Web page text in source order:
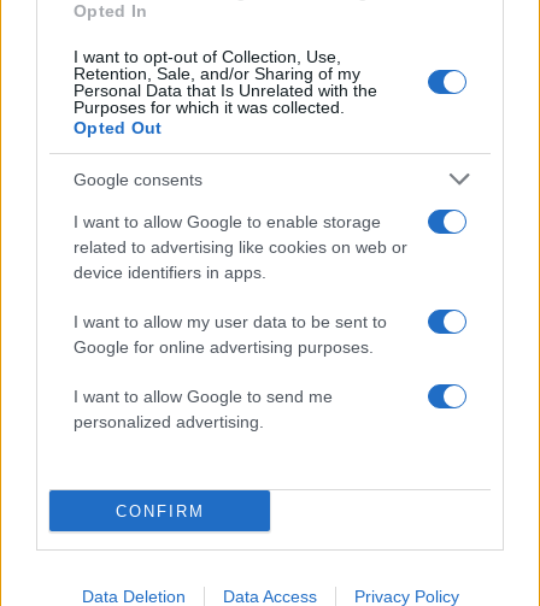
Opted In
I want to opt-out of Collection, Use,
Retention, Sale, and/or Sharing of my
Personal Data that Is Unrelated with the
Purposes for which it was collected.
Opted Out
Google consents
I want to allow Google to enable storage
related to advertising like cookies on web or
device identifiers in apps.
I want to allow my user data to be sent to
Google for online advertising purposes.
I want to allow Google to send me
personalized advertising.
CONFIRM
Data Deletion Data Access Privacy Policy
Όροι Χρήσης . Το site προστατεύεται από reCAPTCHA, ισχύουν
Πολιτική
ΚΥΡΙΑΚΟΣ ΜΗΤΣΟΤΑΚΗΣ
Share:
Ακολουθήστε το Νewsit.gr στοGoogle Newsκαι
ενημερωθείτε πρώτοι για όλη την ειδησεογραφία και τα
τελευταία νέατης ημέρας
Έφυγαν οι συνεργάτες, μένει η Μαρία
Καρυστιανού - Η επόμενη μέρα για την
«Ελπίδα για τη Δημοκρατία»
Χαλκιά: Με την «Φάμπρικα», λαούτο και